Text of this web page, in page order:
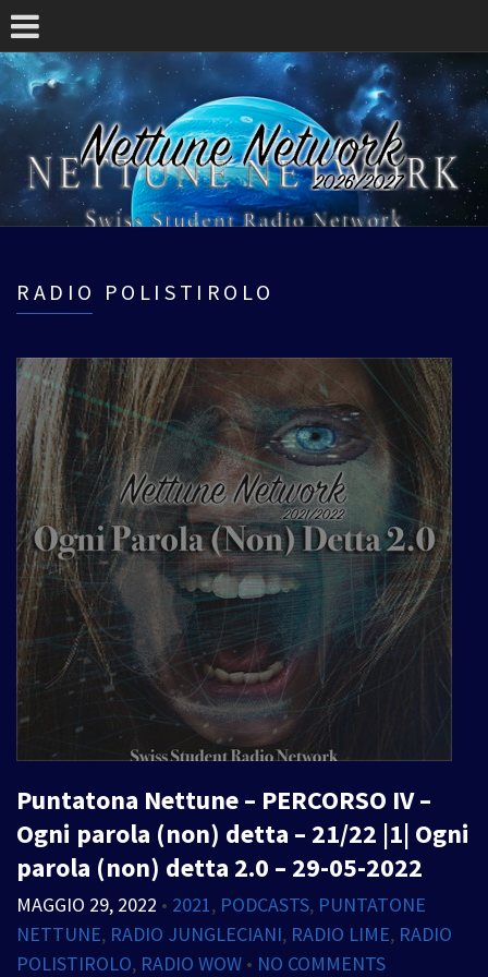
RADIO POLISTIROLO
Puntatona Nettune – PERCORSO IV –
Ogni parola (non) detta – 21/22 |1| Ogni
parola (non) detta 2.0 – 29-05-2022
MAGGIO 29, 2022 • 2021, PODCASTS, PUNTATONE
NETTUNE, RADIO JUNGLECIANI, RADIO LIME, RADIO
POLISTIROLO, RADIO WOW • NO COMMENTS